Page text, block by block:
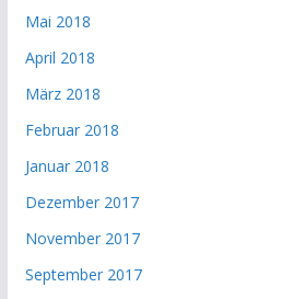
Mai 2018
April 2018
März 2018
Februar 2018
Januar 2018
Dezember 2017
November 2017
September 2017